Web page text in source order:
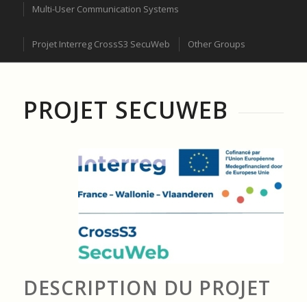
Multi-User Communication Systems
Projet Interreg CrossS3 SecuWeb Other Groups
PROJET SECUWEB
DESCRIPTION DU PROJET